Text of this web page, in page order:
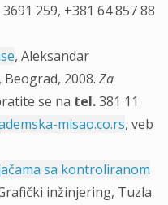
259, +381 64 857 88
, Aleksandar
2008. Za
se na tel.381 11
misao.co.rs, veb
sa kontroliranom
inžinjering, Tuzla